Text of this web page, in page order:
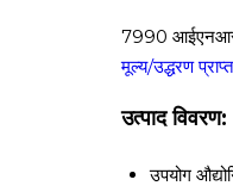
7990
मूल्य/उद्धरण
उत्पाद विवरण:
उपयोग